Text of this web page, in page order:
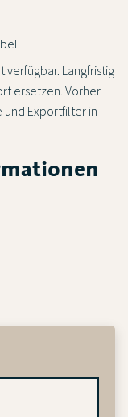
Langfristig
ersetzen. Vorher
Exportfilter in